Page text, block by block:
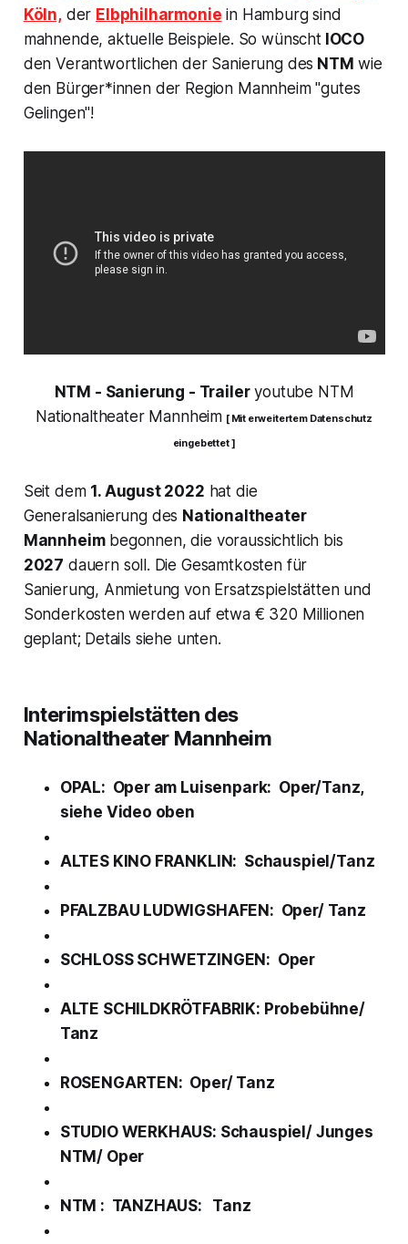
Köln,der Elbphilharmonie in Hamburg sind
mahnende, aktuelle Beispiele. So wünschtIOCO
den Verantwortlichen der Sanierung des NTM wie
den Bürger*innen der Region Mannheim"gutes
Gelingen"!
NTM - Sanierung - Traileryoutube NTM
Nationaltheater Mannheim [ Mit erweitertem Datenschutz
eingebettet ]
Seit dem 1. August 2022 hat die
Generalsanierung des Nationaltheater
Mannheimbegonnen, die voraussichtlich bis
2027 dauern soll. Die Gesamtkosten für
Sanierung, Anmietung von Ersatzspielstätten und
Sonderkosten werden auf etwa € 320 Millionen
geplant; Details siehe unten.
Interimspielstätten des
Nationaltheater Mannheim
OPAL: Oper am Luisenpark: Oper/Tanz,
siehe Video oben
ALTES KINO FRANKLIN: Schauspiel/Tanz
PFALZBAU LUDWIGSHAFEN: Oper/ Tanz
SCHLOSS SCHWETZINGEN: Oper
ALTE SCHILDKRÖTFABRIK: Probebühne/
Tanz
ROSENGARTEN: Oper/ Tanz
STUDIO WERKHAUS: Schauspiel/ Junges
NTM/ Oper
NTM : TANZHAUS: Tanz